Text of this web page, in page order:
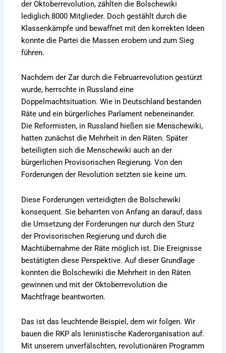
der Oktoberrevolution, zählten die Bolschewiki
lediglich 8000 Mitglieder. Doch gestählt durch die
Klassenkämpfe und bewaffnet mit den korrekten Ideen
konnte die Partei die Massen erobern und zum Sieg
führen.
Nachdem der Zar durch die Februarrevolution gestürzt
wurde, herrschte in Russland eine
Doppelmachtsituation. Wie in Deutschland bestanden
Räte und ein bürgerliches Parlament nebeneinander.
Die Reformisten, in Russland hießen sie Menschewiki,
hatten zunächst die Mehrheit in den Räten. Später
beteiligten sich die Menschewiki auch an der
bürgerlichen Provisorischen Regierung. Von den
Forderungen der Revolution setzten sie keine um.
Diese Forderungen verteidigten die Bolschewiki
konsequent. Sie beharrten von Anfang an darauf, dass
die Umsetzung der Forderungen nur durch den Sturz
der Provisorischen Regierung und durch die
Machtübernahme der Räte möglich ist. Die Ereignisse
bestätigten diese Perspektive. Auf dieser Grundlage
konnten die Bolschewiki die Mehrheit in den Räten
gewinnen und mit der Oktoberrevolution die
Machtfrage beantworten.
Das ist das leuchtende Beispiel, dem wir folgen. Wir
bauen die RKP als leninistische Kaderorganisation auf.
Mit unserem unverfälschten, revolutionären Programm